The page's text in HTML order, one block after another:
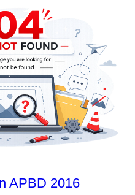
APBD 2016